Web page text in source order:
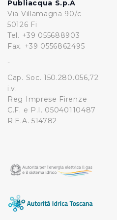
Publiacqua S.p.A
Via Villamagna 90/c -
50126 Fi
Tel. +39 055688903
Fax. +39 0556862495
-
Cap. Soc. 150.280.056,72
i.v.
Reg Imprese Firenze
C.F. e P.I. 05040110487
R.E.A. 514782